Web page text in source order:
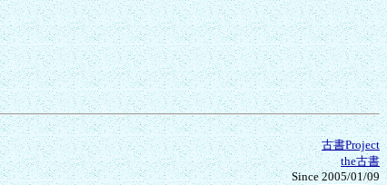
古書Project
the古書
Since 2005/01/09